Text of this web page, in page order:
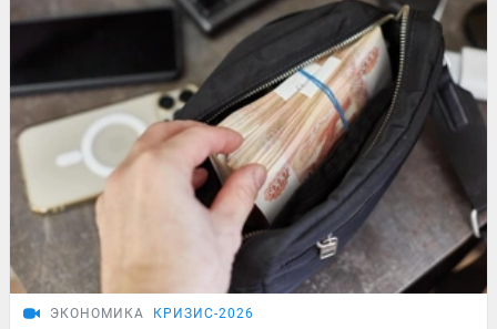
ЭКОНОМИКА КРИЗИС-2026